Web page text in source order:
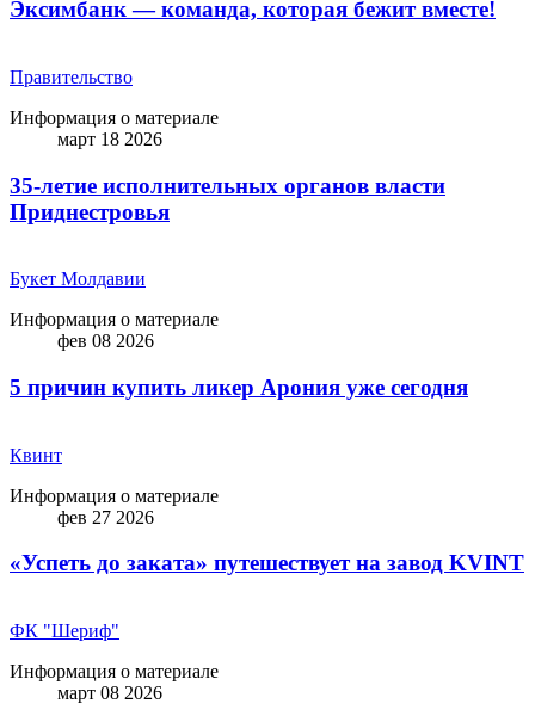
Эксимбанк — команда, которая бежит вместе!
Правительство
Информация о материале
март 18 2026
35-летие исполнительных органов власти
Приднестровья
Букет Молдавии
Информация о материале
фев 08 2026
5 причин купить ликep Арония уже сегодня
Квинт
Информация о материале
фев 27 2026
«Успеть до заката» путешествует на завод KVINT
ФК "Шериф"
Информация о материале
март 08 2026